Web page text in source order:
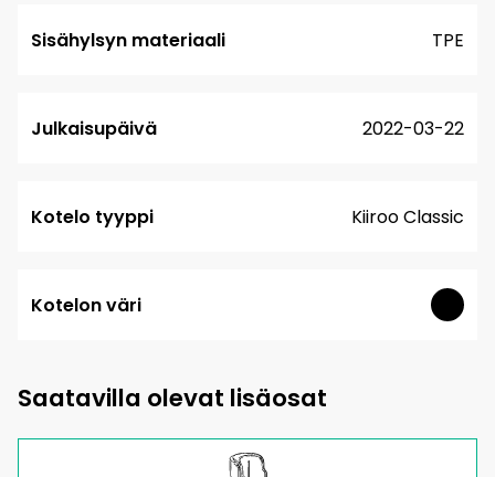
Sisähylsyn materiaali TPE
Julkaisupäivä 2022-03-22
Kotelo tyyppi Kiiroo Classic
Kotelon väri
Saatavilla olevat lisäosat